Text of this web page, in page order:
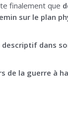
finalement que
sur le plan
dans
de la guerre à